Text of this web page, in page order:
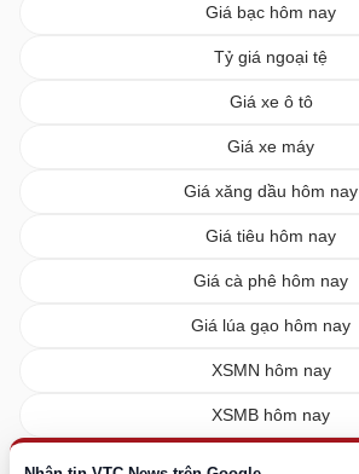
Giá bạc hôm nay
Tỷ giá ngoại tệ
Giá xe ô tô
Giá xe máy
Giá xăng dầu hôm nay
Giá tiêu hôm nay
Giá cà phê hôm nay
Giá lúa gạo hôm nay
XSMN hôm nay
XSMB hôm nay